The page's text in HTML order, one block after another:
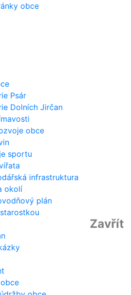
obce
Psár
Dolních Jirčan
obce
sportu
infrastruktura
okolí
plán
Zavřít